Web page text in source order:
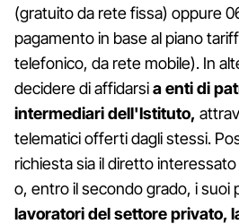
(gratuito da rete fissa) oppure
pagamento in base al piano
telefonico, da rete mobile). In
decidere di affidarsia enti di
intermediari dell'Istituto,
telematici offerti dagli stessi.
richiesta sia il diretto
o, entro il secondo grado, i suoi
lavoratori del settore privato,